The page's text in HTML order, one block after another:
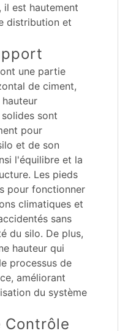
il est hautement
distribution et
une partie
de ciment,
sont
pour
et de son
l'équilibre et la
Les pieds
pour fonctionner
climatiques et
sans
du silo. De plus,
hauteur qui
processus de
améliorant
du système
Contrôle